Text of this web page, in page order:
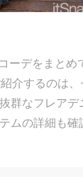
ーデをまと
するのは、
群なフレア
ムの詳細も確